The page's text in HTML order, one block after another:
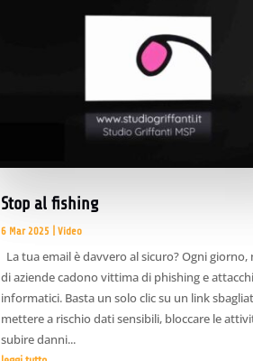
Stop al fishing
6 Mar 2025 |Video
La tua email è davvero al sicuro? Ogni giorno,
di aziende cadono vittima di phishing e attacchi
informatici. Basta un solo clic su un link
mettere a rischio dati sensibili, bloccare le
subire danni...